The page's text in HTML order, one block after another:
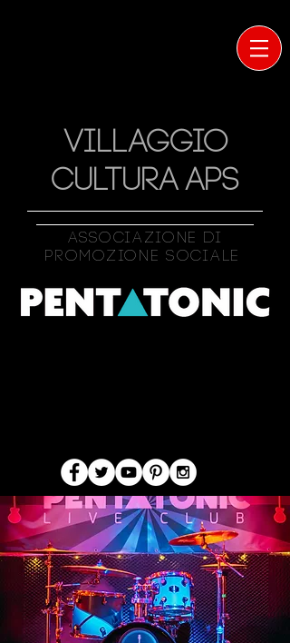
VILLAGGIO
CULTURA APS
Associazione Di
Promozione Sociale